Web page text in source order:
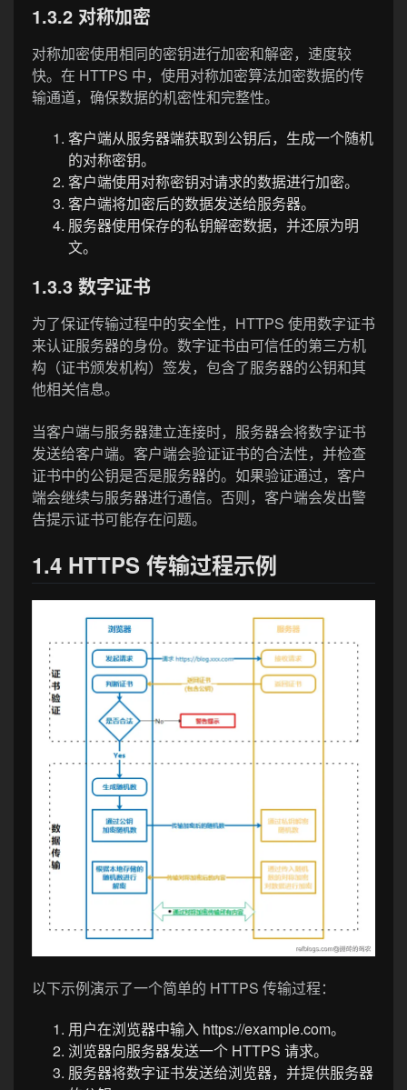
1.3.2 对称加密
对称加密使用相同的密钥进行加密和解密，速度较
快。在 HTTPS 中，使用对称加密算法加密数据的传
输通道，确保数据的机密性和完整性。
客户端从服务器端获取到公钥后，生成一个随机
的对称密钥。
客户端使用对称密钥对请求的数据进行加密。
客户端将加密后的数据发送给服务器。
服务器使用保存的私钥解密数据，并还原为明
文。
1.3.3 数字证书
为了保证传输过程中的安全性，HTTPS 使用数字证书
来认证服务器的身份。数字证书由可信任的第三方机
构（证书颁发机构）签发，包含了服务器的公钥和其
他相关信息。
当客户端与服务器建立连接时，服务器会将数字证书
发送给客户端。客户端会验证证书的合法性，并检查
证书中的公钥是否是服务器的。如果验证通过，客户
端会继续与服务器进行通信。否则，客户端会发出警
告提示证书可能存在问题。
1.4 HTTPS 传输过程示例
以下示例演示了一个简单的 HTTPS 传输过程：
用户在浏览器中输入 https://example.com。
浏览器向服务器发送一个 HTTPS 请求。
服务器将数字证书发送给浏览器，并提供服务器